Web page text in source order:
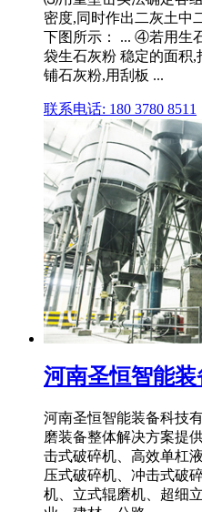
密度,同时作出二灰土中
下图所示： ... ④若用生
袋生石灰粉 稳定的面积
铺石灰粉,用刮板 ...
联系电话: 180 3780 8511
河南圣恒智能装
河南圣恒智能装备科技
磨装备整体解决方案提
击式破碎机、高效单杠
压式破碎机、冲击式破
机、立式辊磨机、超细